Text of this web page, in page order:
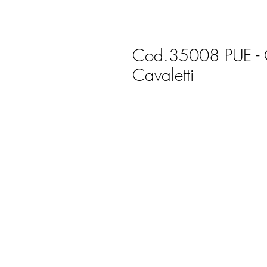
Cod.35008 PUE -
Cavaletti